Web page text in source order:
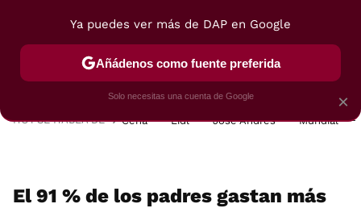
POSTRES VIAJES SELECCIÓN VEGUI
HOY SE HABLA DE Cena Lidl José Andrés Mundial
El 91 % de los padres gastan más
×
Ya puedes ver más de DAP en Google
Añádenos como fuente preferida
Solo necesitas una cuenta de Google